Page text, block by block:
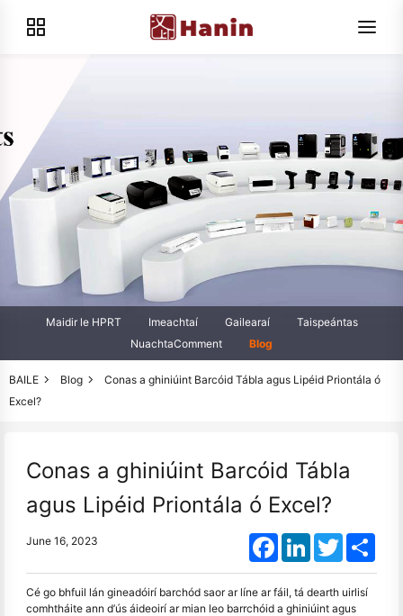
Maidir le HPRT Imeachtaí Gailearaí
Taispeántas
NuachtaComment
Blog
BAILE Blog
Conas a ghiniúint Barcóid Tábla agus Lipéid Priontála ó
Excel?
Conas a ghiniúint Barcóid Tábla
agus Lipéid Priontála ó Excel?
June 16, 2023 FacebookLinkedInTwitter
Cé go bhfuil lán gineadóirí barchód saor ar líne ar fáil, tá dearth uirlisí
comhtháite ann d’ús áideoirí ar mian leo barrchóid a ghiniúint agus